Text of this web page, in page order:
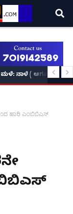
ನಾಳೆ ( ಆಗಷ್ಟ್ 8)
ಹಾರಿ ಎಂಬಿಬಿಎಸ್